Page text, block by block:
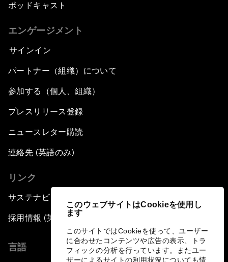
このウェブサイトはCookieを使用し
ます
このサイトではCookieを使って、ユーザー
に合わせたコンテンツや広告の表示、トラ
フィックの分析を行っています。またユー
ザーによるサイトの利用状況についても情
ポッドキャスト
エンゲージメント
サインイン
パートナー（組織）について
参加する（個人、組織）
プレスリリース登録
ニュースレター購読
連絡先 (英語のみ)
リンク
サステナビリティへの取り組み
採用情報 (英語のみ)
言語